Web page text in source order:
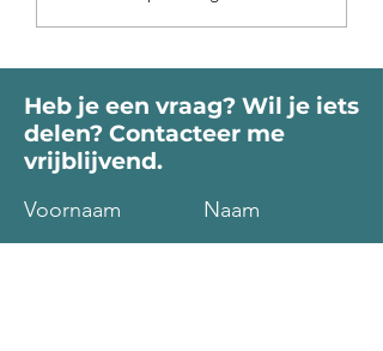
roept je Ziel
Heb je een vraag? Wil je iets
delen? Contacteer me
vrijblijvend.
Voornaam Naam